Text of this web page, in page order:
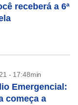
receberá a 6ª
- 17:48min
Emergencial:
começa a